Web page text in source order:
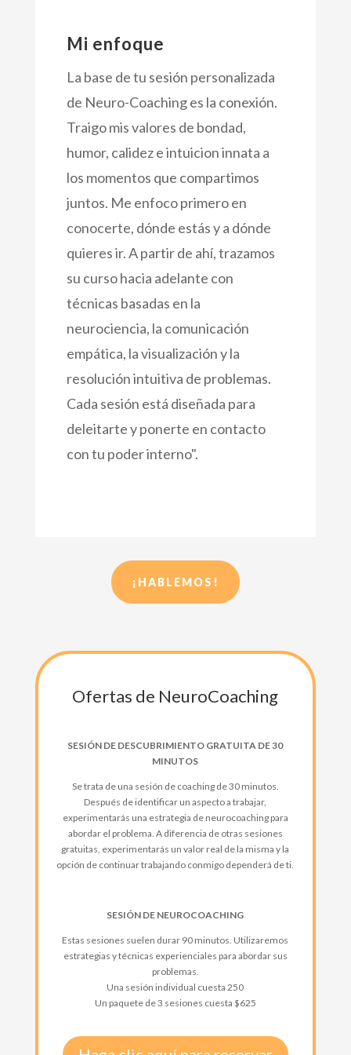
Mi enfoque
La base de tu sesión personalizada
de Neuro-Coaching es la conexión.
Traigo mis valores de bondad,
humor, calidez e intuicion innata a
los momentos que compartimos
juntos. Me enfoco primero en
conocerte, dónde estás y a dónde
quieres ir. A partir de ahí, trazamos
su curso hacia adelante con
técnicas basadas en la
neurociencia, la comunicación
empática, la visualización y la
resolución intuitiva de problemas.
Cada sesión está diseñada para
deleitarte y ponerte en contacto
con tu poder interno".
¡HABLEMOS!
Ofertas de NeuroCoaching
SESIÓN DE DESCUBRIMIENTO GRATUITA DE 30
MINUTOS
Se trata de una sesión de coaching de 30 minutos.
Después de identificar un aspecto a trabajar,
experimentarás una estrategia de neurocoaching para
abordar el problema. A diferencia de otras sesiones
gratuitas, experimentarás un valor real de la misma y la
opción de continuar trabajando conmigo dependerá de ti.
SESIÓN DE NEUROCOACHING
Estas sesiones suelen durar 90 minutos. Utilizaremos
estrategias y técnicas experienciales para abordar sus
problemas.
Una sesión individual cuesta 250
Un paquete de 3 sesiones cuesta $625